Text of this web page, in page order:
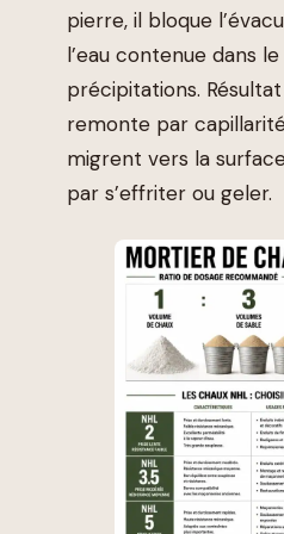
pierre, il bloque
l’eau contenue dans
précipitations. Résultat
remonte par
migrent vers la
par s’effriter ou geler.